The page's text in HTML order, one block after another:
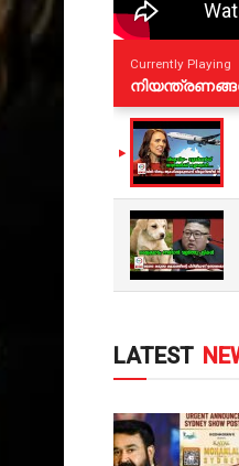
Currently Playing
LATEST